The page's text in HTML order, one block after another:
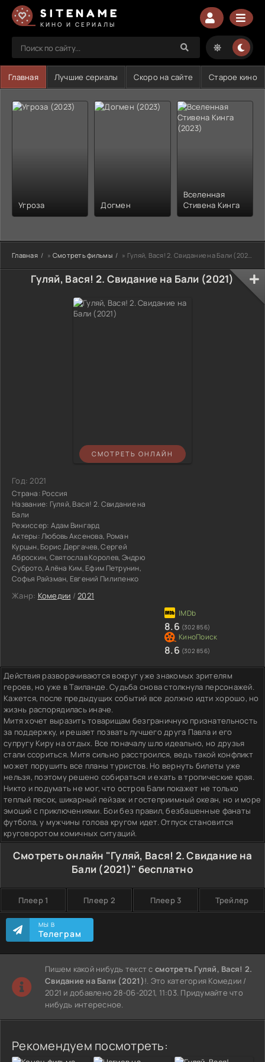
SITENAME
КИНО И СЕРИАЛЫ
Главная Лучшие сериалы Скоро на сайте Старое кино
Угроза Догмен
Вселенная
Стивена Кинга
Главная » Смотреть фильмы » Гуляй, Вася! 2. Свидание на Бали (2021)
Гуляй, Вася! 2. Свидание на Бали (2021)
СМОТРЕТЬ ОНЛАЙН
Год:2021
Страна: Россия
Название: Гуляй, Вася! 2. Свидание на
Бали
Режиссер: Адам Вингард
Актеры:Любовь Аксенова, Роман
Курцын, Борис Дергачев, Сергей
Аброскин, Святослав Королев, Эндрю
Суброто, Алёна Ким, Ефим Петрунин,
Софья Райзман, Евгений Пилипенко
Жанр: Комедии /2021
8.6 (302 856)
8.6 (302 856)
Действия разворачиваются вокруг уже знакомых зрителям
героев, но уже в Таиланде. Судьба снова столкнула персонажей.
Кажется, после предыдущих событий все должно идти хорошо, но
жизнь распорядилась иначе.
Митя хочет выразить товарищам безграничную признательность
за поддержку, и решает позвать лучшего друга Павла и его
супругу Киру на отдых. Все поначалу шло идеально, но друзья
стали ссориться. Митя сильно расстроился, ведь такой конфликт
может порушить все планы туристов. Но вернуть билеты уже
нельзя, поэтому решено собираться и ехать в тропические края.
Никто и подумать не мог, что остров Бали покажет не только
теплый песок, шикарный пейзаж и гостеприимный океан, но и море
эмоций с приключениями. Бои без правил, безбашенные фанаты
футбола, у мужчины голова кругом идет. Отпуск становится
круговоротом комичных ситуаций.
Смотреть онлайн "Гуляй, Вася! 2. Свидание на
Бали (2021)" бесплатно
Плеер 1 Плеер 2 Плеер 3 Трейлер
МЫ В
Телеграм
Пишем какой нибудь текст ссмотреть Гуляй, Вася! 2.
Свидание на Бали (2021)!. Это категория Комедии /
2021 и добавлено 28-06-2021, 11:03. Придумайте что
нибудь интересное.
Рекомендуем посмотреть: